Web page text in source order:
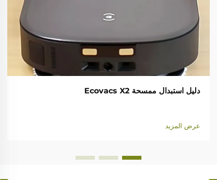
دليل استبدال ممسحة Ecovacs X2
عرض المزيد